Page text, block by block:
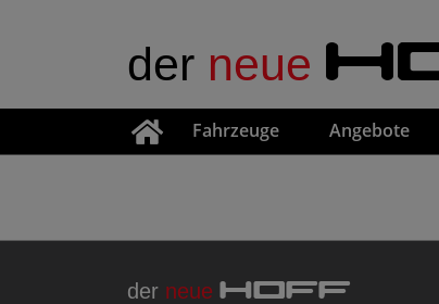
der neue
Fahrzeuge Angebote
der neue HOFF